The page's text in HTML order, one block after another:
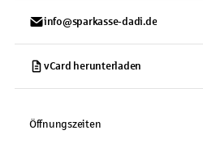
info@sparkasse-dadi.de
vCard herunterladen
Öffnungszeiten